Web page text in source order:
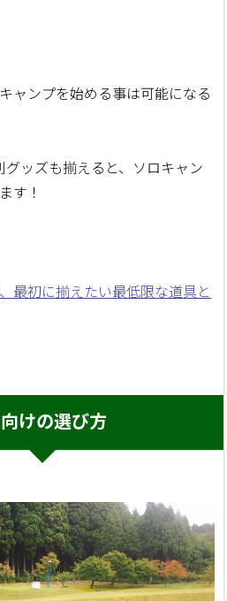
ャンプを始める事は可能になる
ッズも揃えると、ソロキャン
す！
最初に揃えたい最低限な道具と
けの選び方